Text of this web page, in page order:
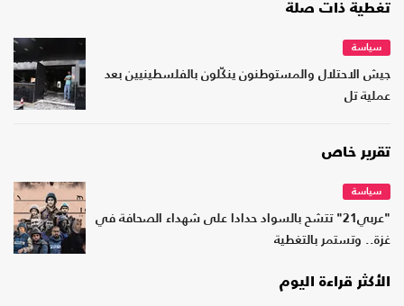
تغطية ذات صلة
سياسة
جيش الاحتلال والمستوطنون ينكّلون بالفلسطينيين بعد
عملية تل
تقرير خاص
سياسة
"عربي21" تتشح بالسواد حدادا على شهداء الصحافة في
غزة.. وتستمر بالتغطية
الأكثر قراءة اليوم